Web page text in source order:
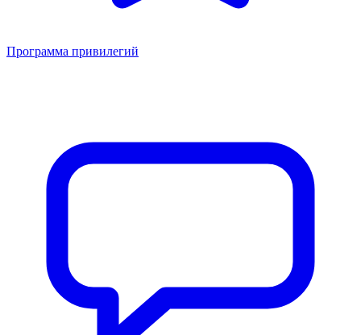
Программа привилегий